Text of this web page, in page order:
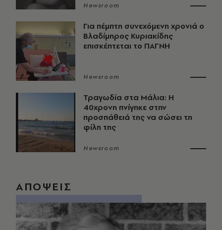
Newsroom
Για πέμπτη συνεχόμενη χρονιά ο
Βλαδίμηρος Κυριακίδης
επισκέπτεται το ΠΑΓΝΗ
Newsroom
Τραγωδία στα Μάλια: Η
40χρονη πνίγηκε στην
προσπάθειά της να σώσει τη
φίλη της
Newsroom
ΑΠΟΨΕΙΣ